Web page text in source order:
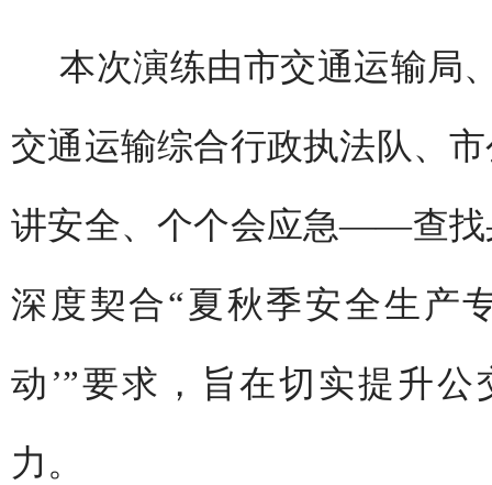
本次演练由市交通运输局
交通运输综合行政执法队、
讲安全、个个会应急——查找
深度契合“夏秋季安全生产
动’”要求，旨在切实提升
力。